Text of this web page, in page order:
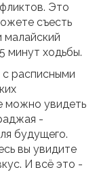
Это
съесть
малайский
минут ходьбы.
расписными
можно увидеть
-
будущего.
вы увидите
И всё это -